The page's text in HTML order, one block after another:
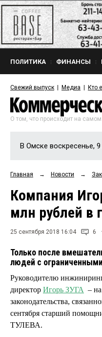
ПОЛИТИКА ФИНАНСЫ
Свежий выпуск Медиа Кто
О том, что происходит на
В Омске воскресенье, 9
Главная → Новости →
Компания
млн рублей в
25 сентября 2018 16:04 6
Только после
людей с
Руководителю
директор Игорь ЗУГА –
законодательства,
сентября старший
ТУЛЕВА.